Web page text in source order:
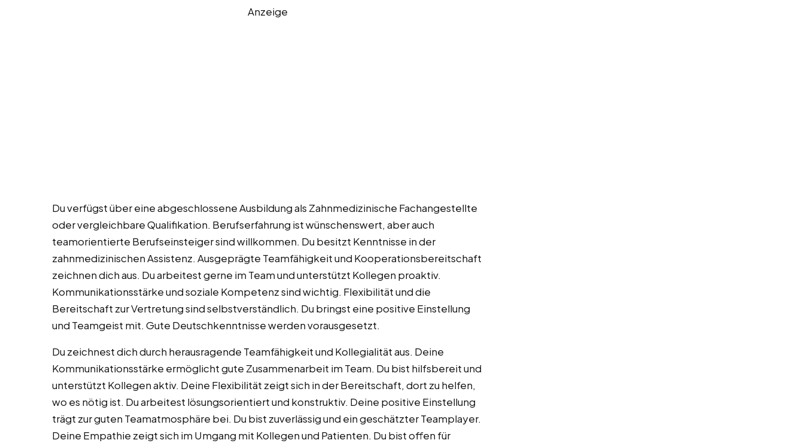
Anzeige
Du verfügst über eine abgeschlossene Ausbildung als Zahnmedizinische Fachangestellte
oder vergleichbare Qualifikation. Berufserfahrung ist wünschenswert, aber auch
teamorientierte Berufseinsteiger sind willkommen. Du besitzt Kenntnisse in der
zahnmedizinischen Assistenz. Ausgeprägte Teamfähigkeit und Kooperationsbereitschaft
zeichnen dich aus. Du arbeitest gerne im Team und unterstützt Kollegen proaktiv.
Kommunikationsstärke und soziale Kompetenz sind wichtig. Flexibilität und die
Bereitschaft zur Vertretung sind selbstverständlich. Du bringst eine positive Einstellung
und Teamgeist mit. Gute Deutschkenntnisse werden vorausgesetzt.
Du zeichnest dich durch herausragende Teamfähigkeit und Kollegialität aus. Deine
Kommunikationsstärke ermöglicht gute Zusammenarbeit im Team. Du bist hilfsbereit und
unterstützt Kollegen aktiv. Deine Flexibilität zeigt sich in der Bereitschaft, dort zu helfen,
wo es nötig ist. Du arbeitest lösungsorientiert und konstruktiv. Deine positive Einstellung
trägt zur guten Teamatmosphäre bei. Du bist zuverlässig und ein geschätzter Teamplayer.
Deine Empathie zeigt sich im Umgang mit Kollegen und Patienten. Du bist offen für